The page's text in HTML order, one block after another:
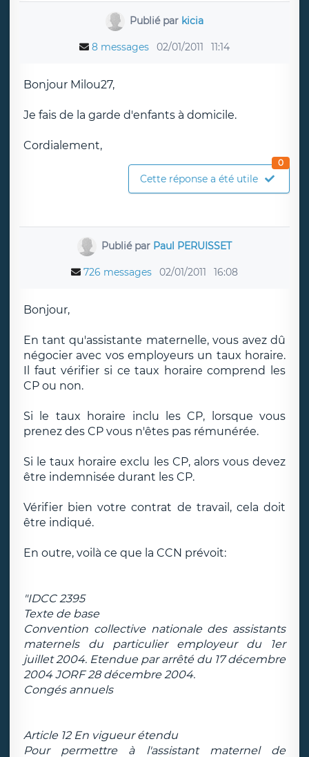
Publié par kicia
8 messages 02/01/2011 11:14
Bonjour Milou27,
Je fais de la garde d'enfants à domicile.
Cordialement,
Cette réponse a été utile
0
Publié par Paul PERUISSET
726 messages 02/01/2011 16:08
Bonjour,
En tant qu'assistante maternelle, vous avez dû
négocier avec vos employeurs un taux horaire.
Il faut vérifier si ce taux horaire comprend les
CP ou non.
Si le taux horaire inclu les CP, lorsque vous
prenez des CP vous n'êtes pas rémunérée.
Si le taux horaire exclu les CP, alors vous devez
être indemnisée durant les CP.
Vérifier bien votre contrat de travail, cela doit
être indiqué.
En outre, voilà ce que la CCN prévoit:
"IDCC 2395
Texte de base
Convention collective nationale des assistants
maternels du particulier employeur du 1er
juillet 2004. Etendue par arrêté du 17 décembre
2004 JORF 28 décembre 2004.
Congés annuels
Article 12 En vigueur étendu
Pour permettre à l'assistant maternel de